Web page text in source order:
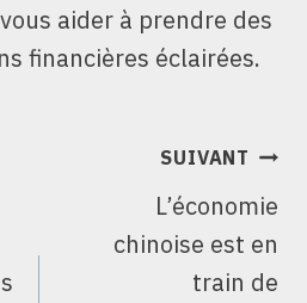
aider à prendre des
financières éclairées.
SUIVANT
L’économie
chinoise est en
train de